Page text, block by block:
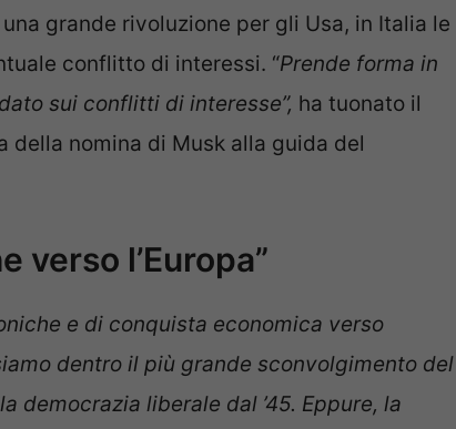
grande rivoluzione per gli Usa, in Italia le
conflitto di interessi. “Prende forma in
sui conflitti di interesse”, ha tuonato il
della nomina di Musk alla guida del
verso l’Europa”
e di conquista economica verso
dentro il più grande sconvolgimento del
democrazia liberale dal ’45. Eppure, la